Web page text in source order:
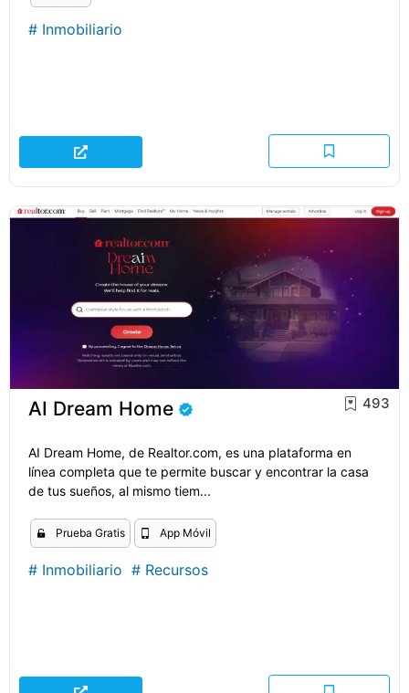
# Inmobiliario
AI Dream Home 493
AI Dream Home, de Realtor.com, es una plataforma en
línea completa que te permite buscar y encontrar la casa
de tus sueños, al mismo tiem...
Prueba Gratis App Móvil
# Inmobiliario # Recursos